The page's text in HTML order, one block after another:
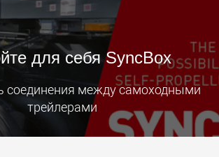
для себя SyncBox
соединения между самоходными
трейлерами